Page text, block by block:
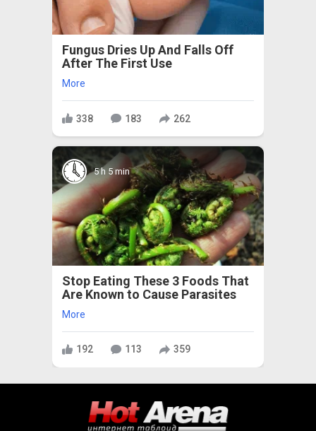
Fungus Dries Up And Falls Off
After The First Use
More
338 183 262
5 h 5 min
Stop Eating These 3 Foods That
Are Known to Cause Parasites
More
192 113 359